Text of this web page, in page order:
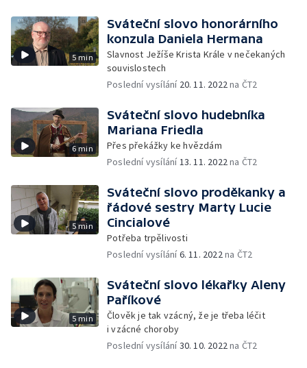
5 min
Sváteční slovo honorárního
konzula Daniela Hermana
Slavnost Ježíše Krista Krále v nečekaných
souvislostech
Poslední vysílání 20. 11. 2022na ČT2
6 min
Sváteční slovo hudebníka
Mariana Friedla
Přes překážky ke hvězdám
Poslední vysílání13. 11. 2022na ČT2
5 min
Sváteční slovo proděkanky a
řádové sestry Marty Lucie
Cincialové
Potřeba trpělivosti
Poslední vysílání6. 11. 2022na ČT2
5 min
Sváteční slovo lékařky Aleny
Paříkové
Člověk je tak vzácný, že je třeba léčit
i vzácné choroby
Poslední vysílání30. 10. 2022na ČT2